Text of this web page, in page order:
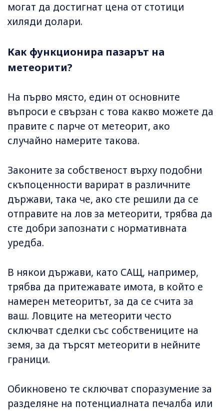
могат да достигнат цена от стотици
хиляди долари.
Как функционира пазарът на
метеорити?
На първо място, един от основните
въпроси е свързан с това какво можете да
правите с парче от метеорит, ако
случайно намерите такова.
Законите за собственост върху подобни
скъпоценности варират в различните
държави, така че, ако сте решили да се
отправите на лов за метеорити, трябва да
сте добри запознати с нормативната
уредба.
В някои държави, като САЩ, например,
трябва да притежавате имота, в който е
намерен метеоритът, за да се счита за
ваш. Ловците на метеорити често
сключват сделки със собствениците на
земя, за да търсят метеорити в нейните
граници.
Обикновено те сключват споразумение за
разделяне на потенциалната печалба или